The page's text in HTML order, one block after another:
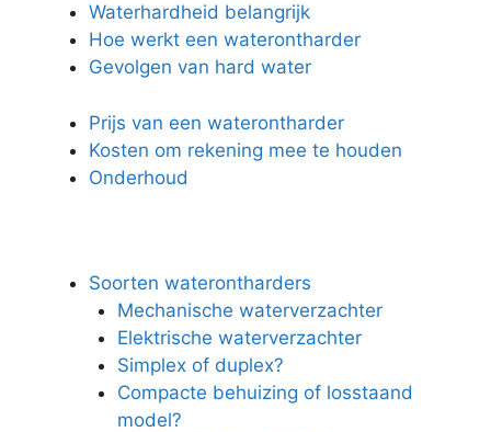
Waterhardheid belangrijk
Hoe werkt een waterontharder
Gevolgen van hard water
Prijs van een waterontharder
Kosten om rekening mee te houden
Onderhoud
Soorten waterontharders
Mechanische waterverzachter
Elektrische waterverzachter
Simplex of duplex?
Compacte behuizing of losstaand
model?